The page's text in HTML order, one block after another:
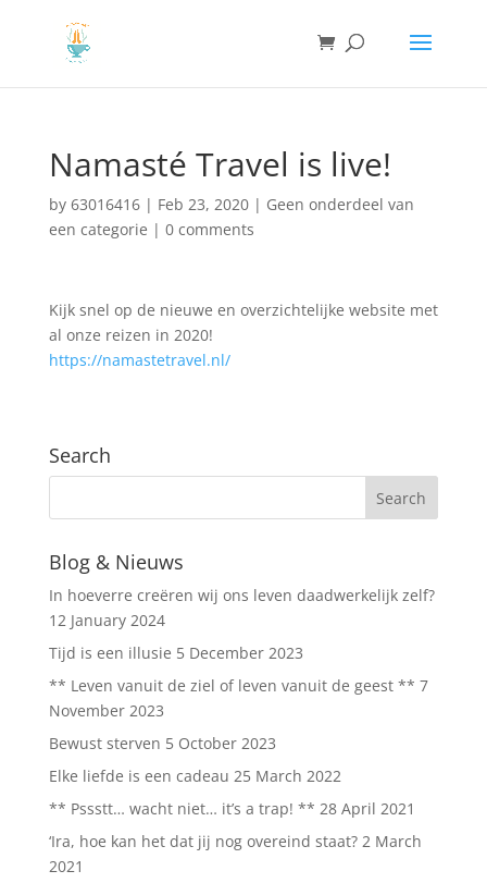
Namasté Travel is live!
by 63016416| Feb 23, 2020| Geen onderdeel van
een categorie | 0 comments
Kijk snel op de nieuwe en overzichtelijke website met
al onze reizen in 2020!
https://namastetravel.nl/
Search
Blog & Nieuws
In hoeverre creëren wij ons leven daadwerkelijk zelf?
12 January 2024
Tijd is een illusie 5 December 2023
** Leven vanuit de ziel of leven vanuit de geest ** 7
November 2023
Bewust sterven 5 October 2023
Elke liefde is een cadeau 25 March 2022
** Pssstt… wacht niet… it’s a trap! ** 28 April 2021
‘Ira, hoe kan het dat jij nog overeind staat? 2 March
2021